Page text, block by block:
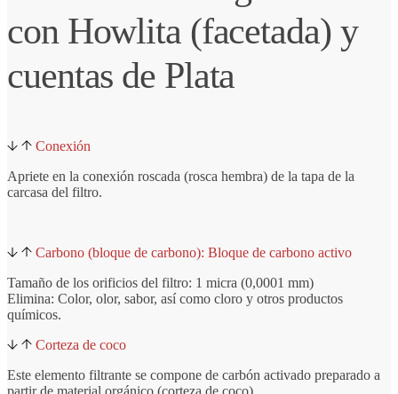
con Howlita (facetada) y
cuentas de Plata
Conexión
Apriete en la conexión roscada (rosca hembra) de la tapa de la
carcasa del filtro.
Carbono (bloque de carbono): Bloque de carbono activo
Tamaño de los orificios del filtro: 1 micra (0,0001 mm)
Elimina: Color, olor, sabor, así como cloro y otros productos
químicos.
Corteza de coco
Este elemento filtrante se compone de carbón activado preparado a
partir de material orgánico (corteza de coco).